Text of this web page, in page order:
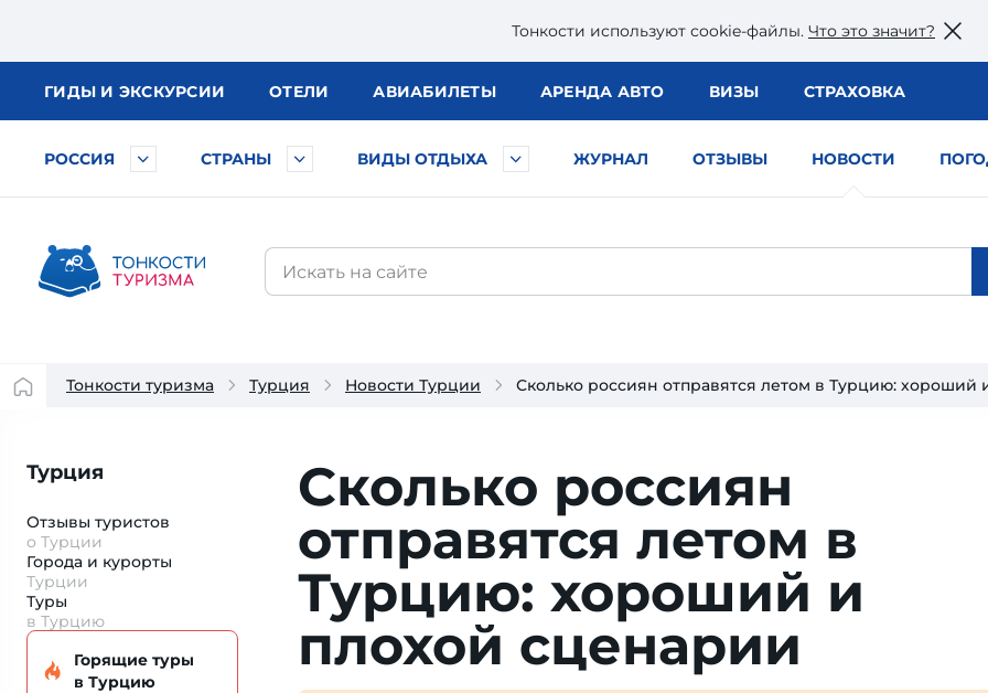
Тонкости используют сookie-файлы. Что это значит?
ГИДЫ И ЭКСКУРСИИ ОТЕЛИ АВИАБИЛЕТЫ АРЕНДА АВТО ВИЗЫ СТРАХОВКА
РОССИЯ СТРАНЫ ВИДЫ ОТДЫХА ЖУРНАЛ ОТЗЫВЫ НОВОСТИ
Тонкости туризма Турция Новости Турции Сколько россиян отправятся летом в Турцию: хороший
Турция
Отзывы туристов
о Турции
Города и курорты
Турции
Туры
в Турцию
Горящие туры
в Турцию
Сколько россиян
отправятся летом в
Турцию: хороший и
плохой сценарии